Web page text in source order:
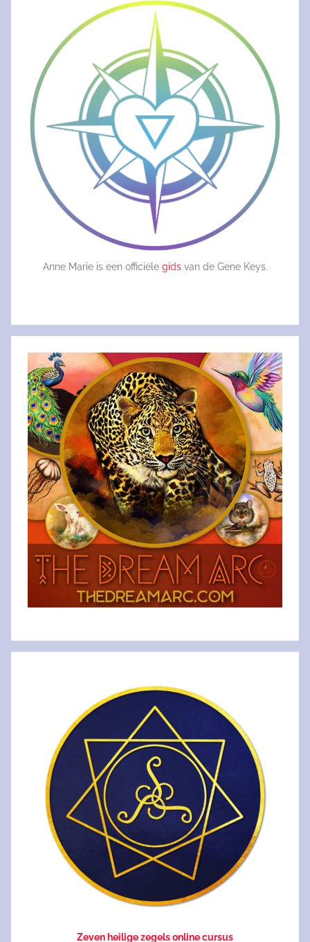
Anne Marie is een officiële gidsvan de Gene Keys.
Zeven heilige zegels online cursus